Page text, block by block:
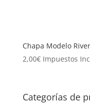
Chapa Modelo
2,00€ Impuestos
Categorías de